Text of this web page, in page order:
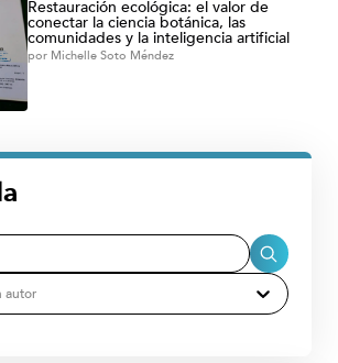
Restauración ecológica: el valor de
conectar la ciencia botánica, las
comunidades y la inteligencia artificial
por Michelle Soto Méndez
autor